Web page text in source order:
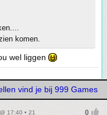
komen.
wel liggen
vind je bij 999 Games
17:40 • 21